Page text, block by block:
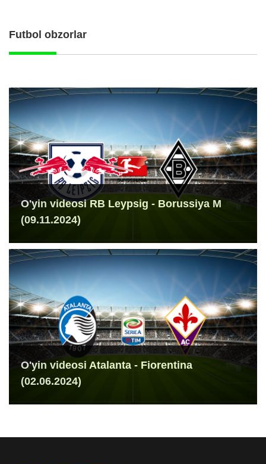
Futbol obzorlar
O'yin videosi RB Leypsig - Borussiya M
(09.11.2024)
O'yin videosi Atalanta - Fiorentina
(02.06.2024)